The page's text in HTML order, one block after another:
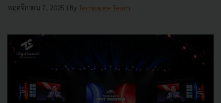
พฤศจิกายน 7, 2025 | By Techsauce Team